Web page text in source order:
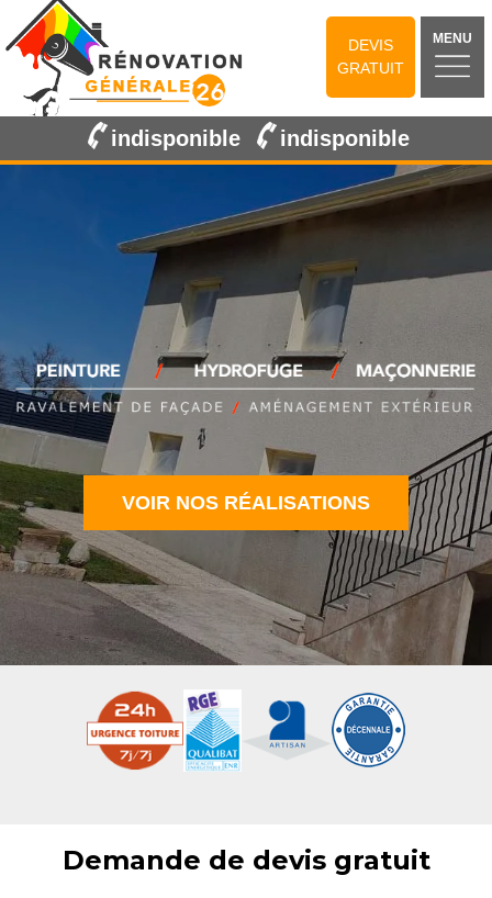
DEVIS
GRATUIT
MENU
indisponible indisponible
VOIR NOS RÉALISATIONS
Demande de devis gratuit